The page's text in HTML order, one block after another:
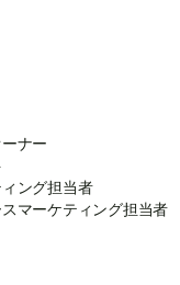
ナー
ング担当者
マーケティング担当者